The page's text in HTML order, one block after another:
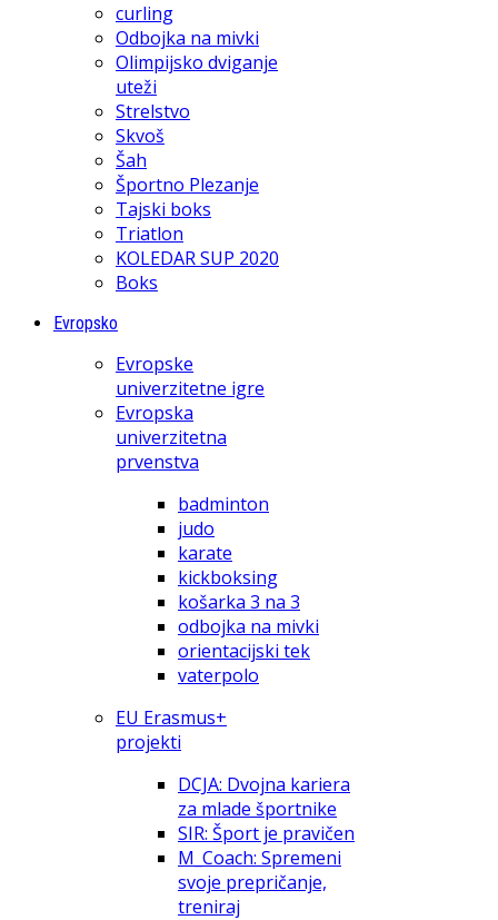
curling
Odbojka na mivki
Olimpijsko dviganje
uteži
Strelstvo
Skvoš
Šah
Športno Plezanje
Tajski boks
Triatlon
KOLEDAR SUP 2020
Boks
Evropsko
Evropske
univerzitetne igre
Evropska
univerzitetna
prvenstva
badminton
judo
karate
kickboksing
košarka 3 na 3
odbojka na mivki
orientacijski tek
vaterpolo
EU Erasmus+
projekti
DCJA: Dvojna kariera
za mlade športnike
SIR: Šport je pravičen
M_Coach: Spremeni
svoje prepričanje,
treniraj